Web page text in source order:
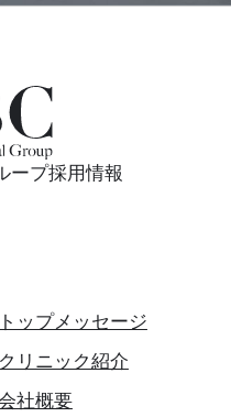
ープ採用情報
トップメッセージ
クリニック紹介
社概要